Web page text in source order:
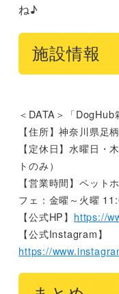
ね♪
施設情報
＜DATA＞「DogHub
【住所】神奈川県足
【定休日】水曜日・
トのみ）
【営業時間】ペット
フェ：金曜～火曜
【公式HP】 https://
【公式Instagram】
https://